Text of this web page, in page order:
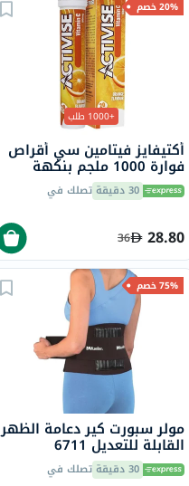
20% خصم
+1000 طلب
أكتيفايز فيتامين سي أقراص
فوارة 1000 ملجم بنكهة
البرتقال حزمة من 20
30 دقيقة تصلك في
28.80
36
75% خصم
مولر سبورت كير دعامة الظهر
القابلة للتعديل 6711
30 دقيقة تصلك في